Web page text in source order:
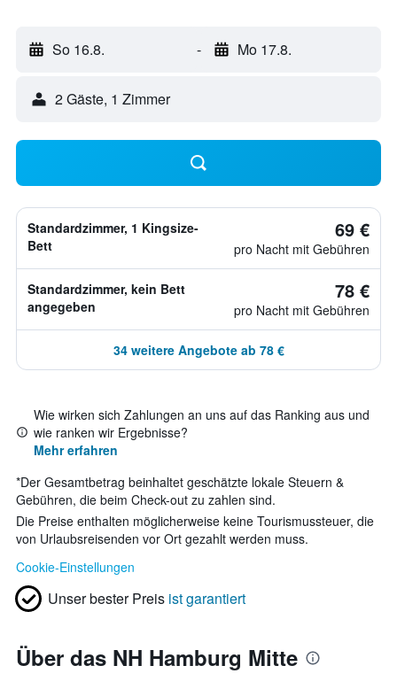
So 16.8. - Mo 17.8.
2 Gäste, 1 Zimmer
Standardzimmer, 1 Kingsize-
Bett
69 €
pro Nacht mit Gebühren
Standardzimmer, kein Bett
angegeben
78 €
pro Nacht mit Gebühren
34 weitere Angebote ab 78 €
Wie wirken sich Zahlungen an uns auf das Ranking aus und
wie ranken wir Ergebnisse?
Mehr erfahren
*Der Gesamtbetrag beinhaltet geschätzte lokale Steuern &
Gebühren, die beim Check-out zu zahlen sind.
Die Preise enthalten möglicherweise keine Tourismussteuer, die
von Urlaubsreisenden vor Ort gezahlt werden muss.
Cookie-Einstellungen
Unser bester Preis ist garantiert
Über das NH Hamburg Mitte